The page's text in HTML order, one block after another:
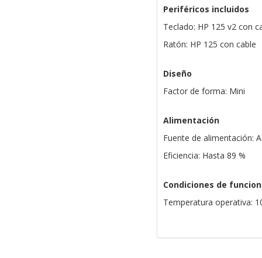
Periféricos incluidos
Teclado: HP 125 v2 con
Ratón: HP 125 con cable
Diseño
Factor de forma: Mini
Alimentación
Fuente de alimentación:
Eficiencia: Hasta 89 %
Condiciones de
Temperatura operativa: